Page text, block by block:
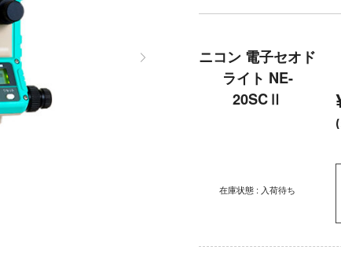
ニコン 電子セオド
ライト NE-
20SCⅡ
在庫状態 : 入荷待ち
(